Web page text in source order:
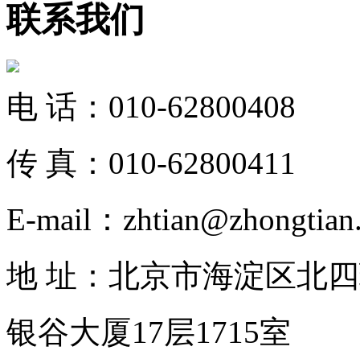
联系我们
电 话：010-62800408
传 真：010-62800411
E-mail：
地 址：北京市海淀区北
银谷大厦17层1715室